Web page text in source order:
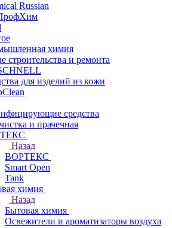
Russian
химия
строительства и ремонта
для изделий из кожи
средства
и прачечная
Назад
ВОРТЕКС
Smart Open
Tank
химия
Назад
Бытовая химия
Освежители и ароматизаторы воздуха